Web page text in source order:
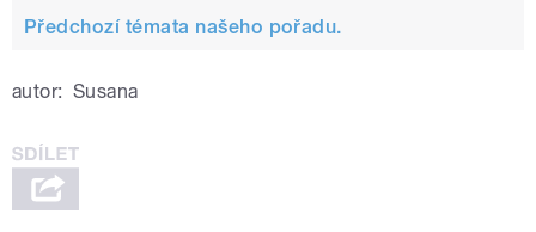
Předchozí témata našeho pořadu.
autor: Susana